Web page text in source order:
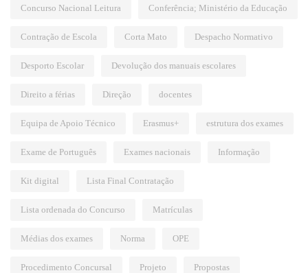
Concurso Nacional Leitura Conferência; Ministério da Educação
Contração de Escola Corta Mato Despacho Normativo
Desporto Escolar Devolução dos manuais escolares
Direito a férias Direção docentes
Equipa de Apoio Técnico Erasmus+ estrutura dos exames
Exame de Português Exames nacionais Informação
Kit digital Lista Final Contratação
Lista ordenada do Concurso Matrículas
Médias dos exames Norma OPE
Procedimento Concursal Projeto Propostas